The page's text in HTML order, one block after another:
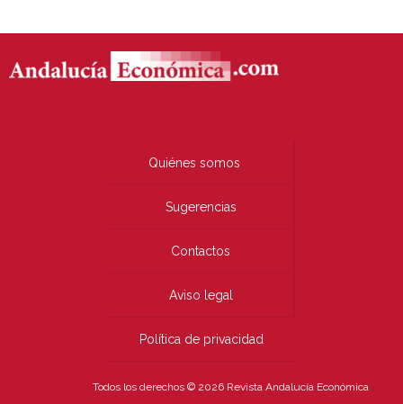
Quiénes somos
Sugerencias
Contactos
Aviso legal
Política de privacidad
Todos los derechos © 2026 Revista Andalucía Económica